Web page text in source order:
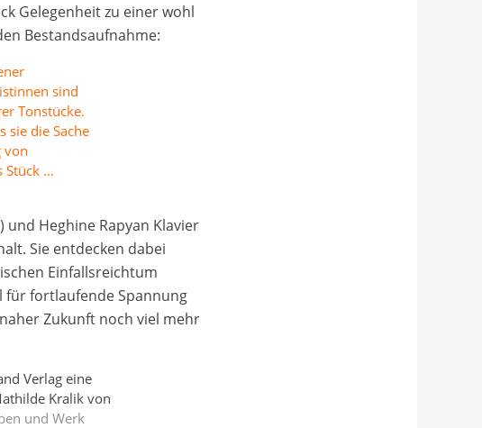
Gelegenheit zu einer wohl
Bestandsaufnahme:
sind
Tonstücke.
sie die Sache
von
Stück …
und Heghine Rapyan Klavier
Sie entdecken dabei
Einfallsreichtum
für fortlaufende Spannung
Zukunft noch viel mehr
Verlag eine
Kralik von
und Werk